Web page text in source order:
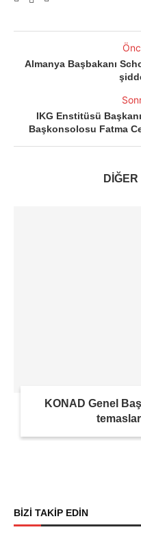
Almanya Başbakanı
IKG Enstitüsü
Başkonsolosu Fatma
KONAD Genel
BİZİ TAKİP EDİN